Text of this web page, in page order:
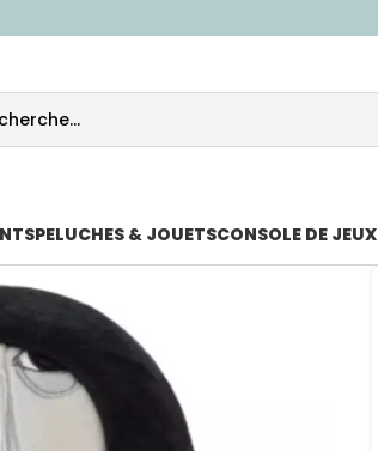
PELUCHES & JOUETSCONSOLE DE JEUX